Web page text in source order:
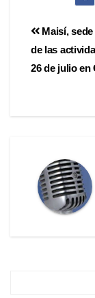
Maisí,
de las
26 de julio en